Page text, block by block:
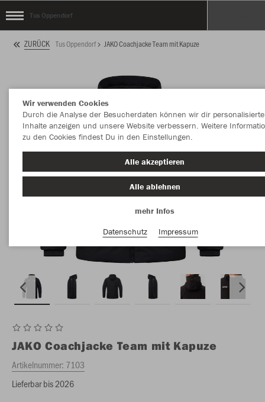
Tus Oppendorf
ZURÜCK Tus Oppendorf JAKO Coachjacke Team mit Kapuze
JAKO Coachjacke Team mit Kapuze
Artikelnummer: 7103
Lieferbar bis 2026
Wir verwenden Cookies
Durch die Analyse der Besucherdaten können wir dir personalisierte
Inhalte anzeigen und unsere Website verbessern. Weitere
zu den Cookies findest Du in den Einstellungen.
Alle akzeptieren
Alle ablehnen
mehr Infos
Datenschutz
Impressum